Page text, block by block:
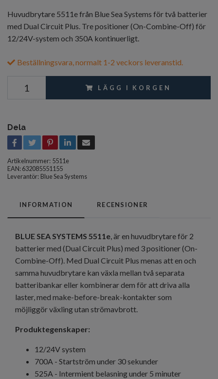
Huvudbrytare 5511e från Blue Sea Systems för två batterier
med Dual Circuit Plus. Tre positioner (On-Combine-Off) för
12/24V-system och 350A kontinuerligt.
Beställningsvara, normalt 1-2 veckors leveranstid.
LÄGG I KORGEN
Dela
Artikelnummer: 5511e
EAN: 632085551155
Leverantör: Blue Sea Systems
INFORMATION RECENSIONER
BLUE SEA SYSTEMS 5511e, är en huvudbrytare för 2
batterier med (Dual Circuit Plus) med 3 positioner (On-
Combine-Off). Med Dual Circuit Plus menas att en och
samma huvudbrytare kan växla mellan två separata
batteribankar eller kombinerar dem för att driva alla
laster, med make-before-break-kontakter som
möjliggör växling utan strömavbrott.
Produktegenskaper:
12/24V system
700A - Startström under 30 sekunder
525A - Intermient belasning under 5 minuter